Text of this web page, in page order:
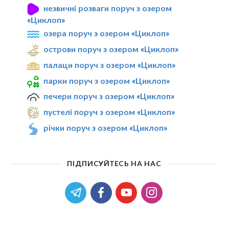
незвичні розваги поруч з озером
«Циклоп»
озера поруч з озером «Циклоп»
острови поруч з озером «Циклоп»
палаци поруч з озером «Циклоп»
парки поруч з озером «Циклоп»
печери поруч з озером «Циклоп»
пустелі поруч з озером «Циклоп»
річки поруч з озером «Циклоп»
ПІДПИСУЙТЕСЬ НА НАС